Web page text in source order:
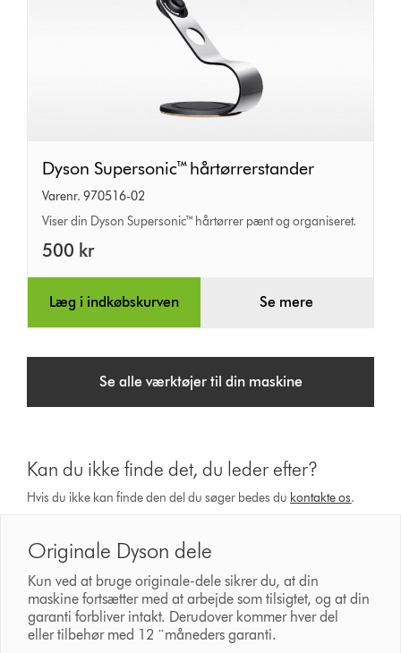
Dyson
Supersonic™
hårtørrerstander
Dyson Supersonic™ hårtørrerstander
Varenr. 970516-02
Viser din Dyson Supersonic™ hårtørrer pænt og organiseret.
500 kr
Læg i indkøbskurven Se mere
Se alle værktøjer til din maskine
Kan du ikke finde det, du leder efter?
Hvis du ikke kan finde den del du søger bedes du kontakte os.
Originale Dyson dele
Kun ved at bruge originale-dele sikrer du, at din
maskine fortsætter med at arbejde som tilsigtet, og at din
garanti forbliver intakt. Derudover kommer hver del
eller tilbehør med 12 ¨måneders garanti.